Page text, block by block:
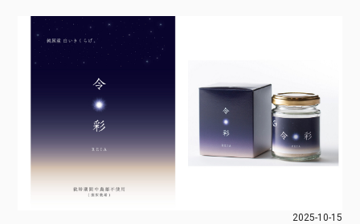
2025-10-15